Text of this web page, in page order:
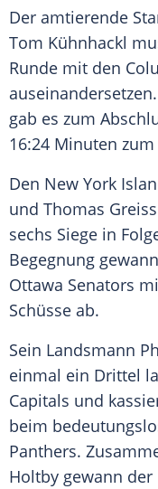
Der amtierende
Tom Kühnhackl
Runde mit den
gab es zum
16:24 Minuten zum
Den New York
und Thomas Greiss
sechs Siege in
Begegnung
Ottawa Senators
Schüsse ab.
Sein Landsmann
einmal ein Drittel
Capitals und
beim
Panthers.
Holtby gewann